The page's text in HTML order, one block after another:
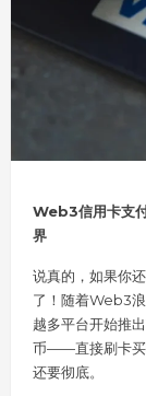
Web3信用卡支
界
说真的，如果你
了！随着Web3
越多平台开始推出
币——直接刷卡买
还要彻底。